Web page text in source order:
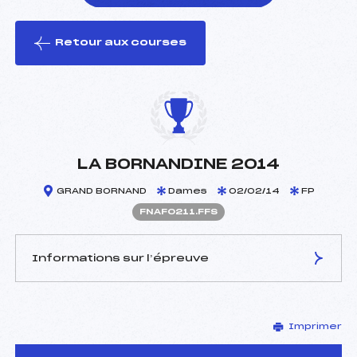
le ski
Retour aux courses
LA BORNANDINE 2014
GRAND BORNAND Dames 02/02/14 FP
FNAF0211.FFS
Informations sur l’épreuve
METRAL BERNARD (MB)
D.T Adjoint :
–
Imprimer